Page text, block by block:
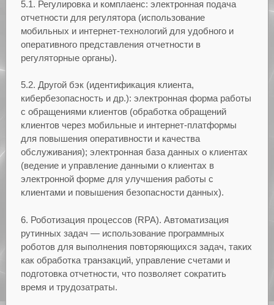
5.1. Регулировка и комплаенс: электронная подача
отчетности для регулятора (использование
мобильных и интернет-технологий для удобного и
оперативного представления отчетности в
регуляторные органы).
5.2. Другой бэк (идентификация клиента,
кибербезопасность и др.): электронная форма работы
с обращениями клиентов (обработка обращений
клиентов через мобильные и интернет-платформы
для повышения оперативности и качества
обслуживания); электронная база данных о клиентах
(ведение и управление данными о клиентах в
электронной форме для улучшения работы с
клиентами и повышения безопасности данных).
6. Роботизация процессов (RPA). Автоматизация
рутинных задач — использование программных
роботов для выполнения повторяющихся задач, таких
как обработка транзакций, управление счетами и
подготовка отчетности, что позволяет сократить
время и трудозатраты.